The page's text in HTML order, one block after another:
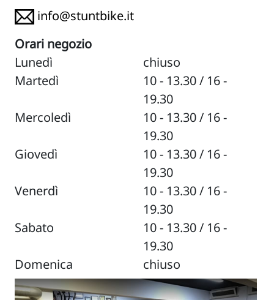
info@stuntbike.it
Orari negozio
Lunedì
chiuso
Martedì
10 - 13.30 / 16 -
19.30
Mercoledì
10 - 13.30 / 16 -
19.30
Giovedì
10 - 13.30 / 16 -
19.30
Venerdì
10 - 13.30 / 16 -
19.30
Sabato
10 - 13.30 / 16 -
19.30
Domenica
chiuso